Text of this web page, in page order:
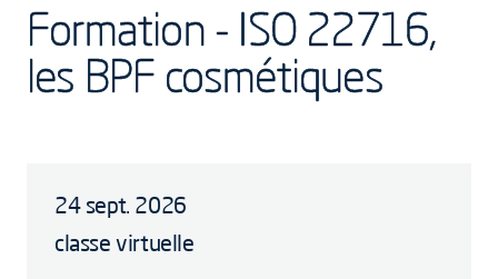
Formation - ISO 22716,
les BPF cosmétiques
24 sept. 2026
classe virtuelle